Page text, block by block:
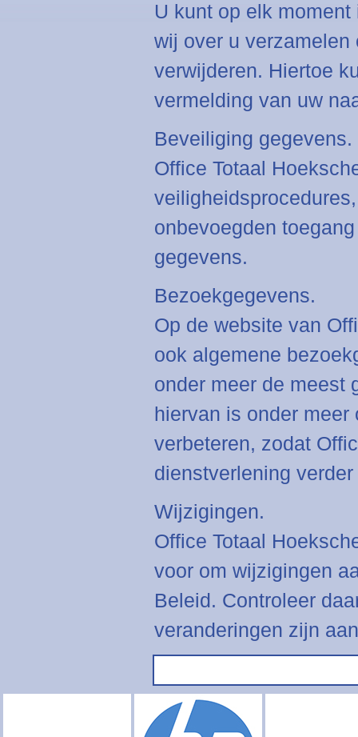
U kunt op elk
wij over u verzamelen
verwijderen. Hiertoe
vermelding van uw
Beveiliging gegevens.
Office Totaal
onbevoegden
gegevens.
Bezoekgegevens.
Op de website van
ook algemene
onder meer de meest
hiervan is onder
verbeteren, zodat
dienstverlening
Wijzigingen.
Office Totaal
voor om wijzigingen
Beleid. Controleer
veranderingen zijn